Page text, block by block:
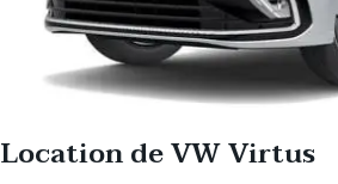
Location de VW Virtus